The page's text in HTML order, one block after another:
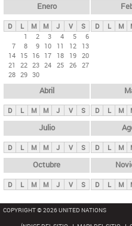
ds
p
n
i
p
a
l
s
Enero
D L M M J V
S
1
2 3 4 5
6
7
8 9 10 11 12
13
14 15 16 17 18 19 20
21
22 23 24 25 26 27
28 29 30
D L M
Abril
D L M M J V S D L M
Julio
D L M M J V S D L M
Octubre
D L M M J V S D L M
COPYRIGHT © 2026 UNITED NATIONS